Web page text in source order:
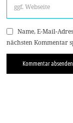
Name, E-Mail-
nächsten Kommentar